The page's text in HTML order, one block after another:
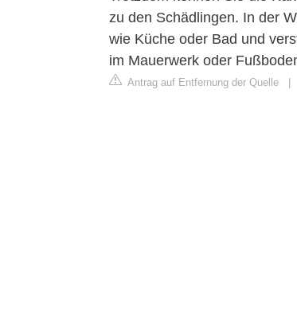
zu den Schädlingen. In der
wie Küche oder Bad und
im Mauerwerk oder
Antrag auf Entfernung der Quelle